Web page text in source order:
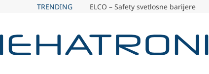
TRENDING ELCO – Safety svetlosne barijere